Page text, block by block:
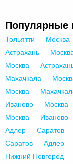
Популярные
Тольятти — Москва
Астрахань — Москва
Москва —
Махачкала —
Москва —
Иваново — Москва
Москва — Иваново
Адлер — Саратов
Саратов — Адлер
Нижний Новгород —